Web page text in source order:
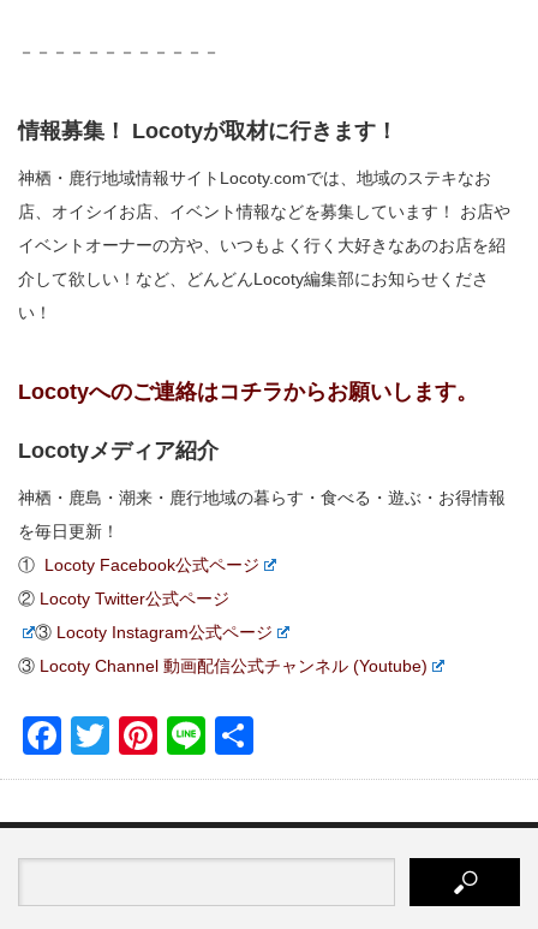
－－－－－－－－－－－－
情報募集！ Locotyが取材に行きます！
神栖・鹿行地域情報サイトLocoty.comでは、地域のステキなお
店、オイシイお店、イベント情報などを募集しています！ お店や
イベントオーナーの方や、いつもよく行く大好きなあのお店を紹
介して欲しい！など、どんどんLocoty編集部にお知らせくださ
い！
Locotyへのご連絡はコチラからお願いします。
Locotyメディア紹介
神栖・鹿島・潮来・鹿行地域の暮らす・食べる・遊ぶ・お得情報
を毎日更新！
① Locoty Facebook公式ページ
② Locoty Twitter公式ページ
③ Locoty Instagram公式ページ
③ Locoty Channel 動画配信公式チャンネル (Youtube)
Facebook
TwitterPinterest
Line
有